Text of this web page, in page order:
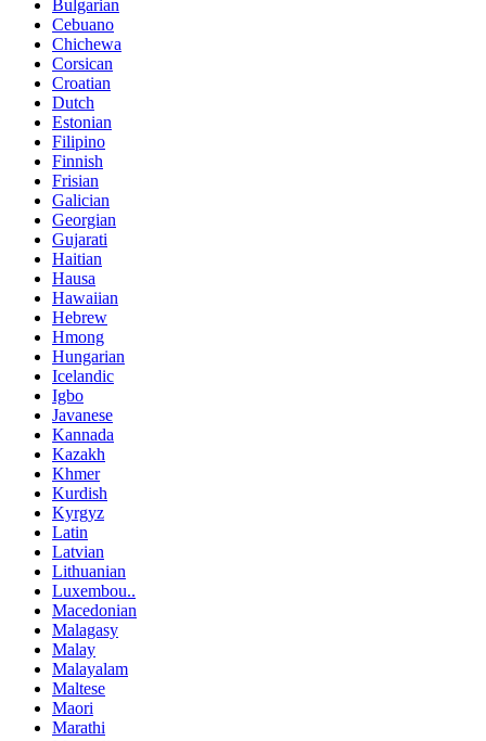
Bulgarian
Cebuano
Chichewa
Corsican
Croatian
Dutch
Estonian
Filipino
Finnish
Frisian
Galician
Georgian
Gujarati
Haitian
Hausa
Hawaiian
Hebrew
Hmong
Hungarian
Icelandic
Igbo
Javanese
Kannada
Kazakh
Khmer
Kurdish
Kyrgyz
Latin
Latvian
Lithuanian
Luxembou..
Macedonian
Malagasy
Malay
Malayalam
Maltese
Maori
Marathi